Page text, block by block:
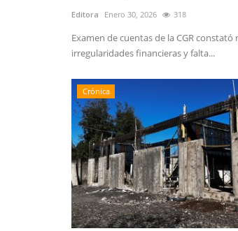
Editora Enero 30, 2026 318
Examen de cuentas de la CGR constató
irregularidades financieras y falta...
Crónica